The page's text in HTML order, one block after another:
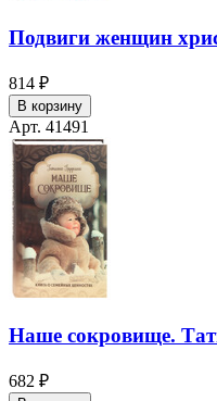
Подвиги женщин
814 ₽
В корзину
Арт. 41491
Наше сокровище.
682 ₽